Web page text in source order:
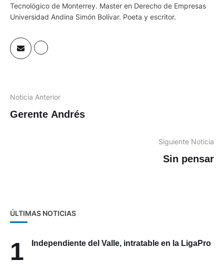
Tecnológico de Monterrey. Master en Derecho de Empresas
Universidad Andina Simón Bolívar. Poeta y escritor.
Noticia Anterior
Gerente Andrés
Siguiente Noticia
Sin pensar
ÚLTIMAS NOTICIAS
1 Independiente del Valle, intratable en la LigaPro